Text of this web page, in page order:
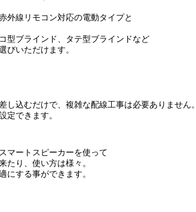
外線リモコン対応の電動タイプと
型ブラインド、タテ型ブラインドなど
びいただけます。
込むだけで、複雑な配線⼯事は必要ありません。
定できます。
マートスピーカーを使って
たり、使い⽅は様々。
にする事ができます。